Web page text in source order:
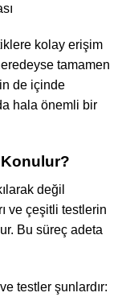
kolay erişim
tamamen
de içinde
hala önemli bir
Konulur?
değil
ve çeşitli testlerin
Bu süreç adeta
testler şunlardır: